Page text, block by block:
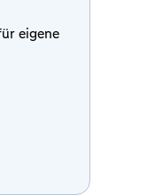
eigene